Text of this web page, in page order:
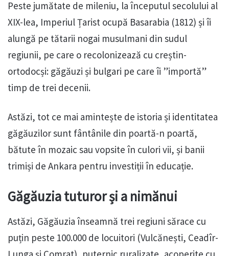
Peste jumătate de mileniu, la începutul secolului al
XIX-lea, Imperiul Țarist ocupă Basarabia (1812) și îi
alungă pe tătarii nogai musulmani din sudul
regiunii, pe care o recolonizează cu creștin-
ortodocși: găgăuzi și bulgari pe care îi ”importă”
timp de trei decenii.
Astăzi, tot ce mai amintește de istoria și identitatea
găgăuzilor sunt fântânile din poartă-n poartă,
bătute în mozaic sau vopsite în culori vii, și banii
trimiși de Ankara pentru investiții în educație.
Găgăuzia tuturor și a nimănui
Astăzi, Găgăuzia înseamnă trei regiuni sărace cu
puțin peste 100.000 de locuitori (Vulcănești, Ceadîr-